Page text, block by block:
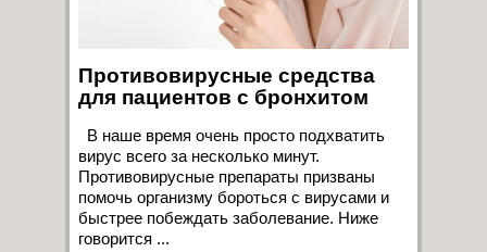
Противовирусные средства
для пациентов с бронхитом
В наше время очень просто подхватить
вирус всего за несколько минут.
Противовирусные препараты призваны
помочь организму бороться с вирусами и
быстрее побеждать заболевание. Ниже
говорится ...